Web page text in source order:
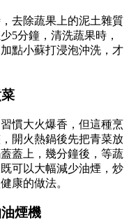
去除蔬果上的泥土雜質
5分鐘，清洗蔬果時，
點小蘇打浸泡沖洗，才
慣大火爆香，但這種烹
開火熱鍋後先把青菜放
蓋上，幾分鐘後，等蔬
可以大幅減少油煙，炒
康的做法。
煙機